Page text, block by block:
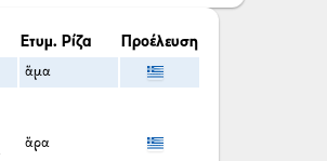
Ετυμ. Ρίζα Προέλευση
ἅμα
ἄρα